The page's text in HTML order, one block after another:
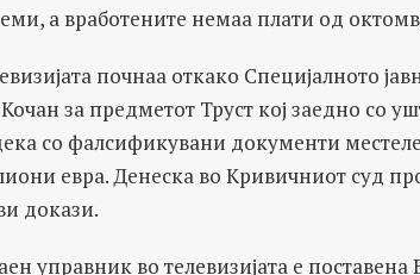
а вработените немаа плати од
почнаа откако Специјалното
за предметот Труст кој заедно со
со фалсификувани документи
евра. Денеска во Кривичниот суд
докази.
управник во телевизијата е поставена